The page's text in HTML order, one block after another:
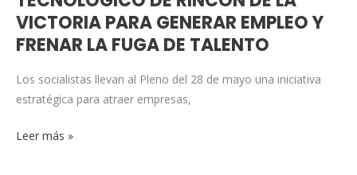
VICTORIA PARA GENERAR EMPLEO Y
FRENAR LA FUGA DE TALENTO
Los socialistas llevan al Pleno del 28 de mayo una iniciativa
estratégica para atraer empresas,
LA
VICTORIA
PARA
EMPLEO
Y
Leer más »